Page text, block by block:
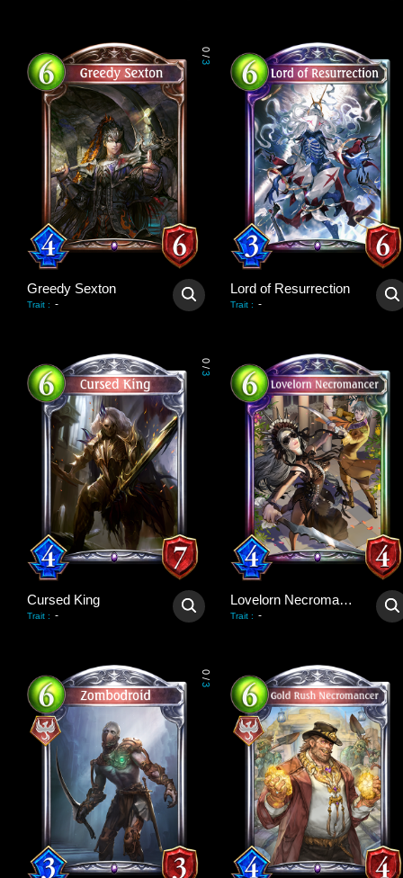
0
/
3
Greedy Sexton
Trait : -
Lord of Resurrection
Trait : -
0
/
3
Cursed King
Trait : -
Lovelorn Necromancer
Trait : -
0
/
3